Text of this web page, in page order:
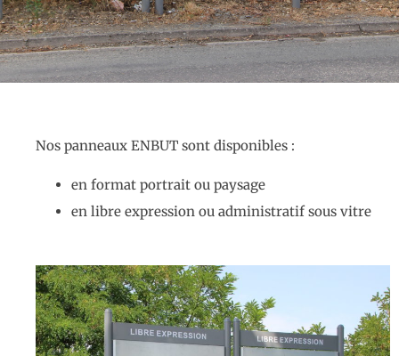
Nos panneaux ENBUT sont disponibles :
en format portrait ou paysage
en libre expression ou administratif sous vitre